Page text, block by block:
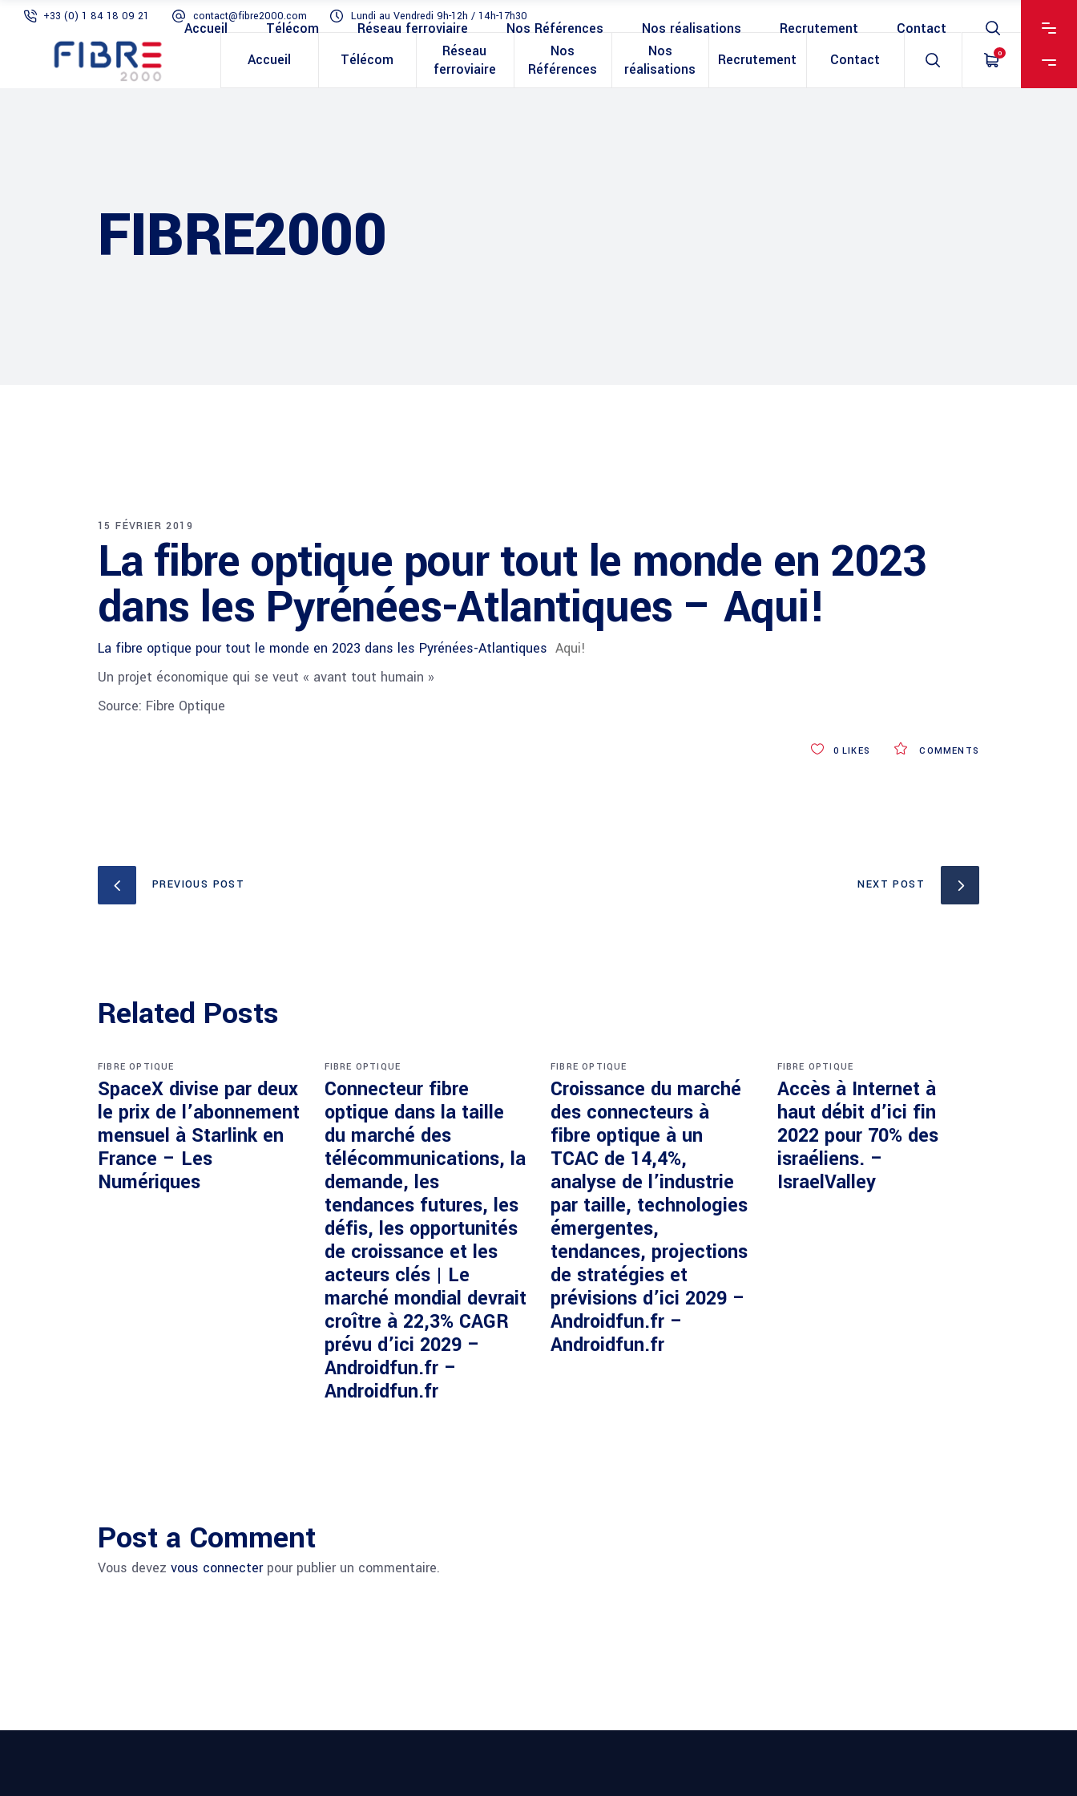
+33 (0) 1 84 18 09 21 contact@fibre2000.com Lundi au Vendredi 9h-12h / 14h-17h30
Accueil Télécom
Réseau
ferroviaire
Nos
Références
Nos
réalisations
Recrutement Contact 0
Accueil Télécom Réseau ferroviaire Nos Références Nos réalisations Recrutement Contact
FIBRE2000
15 FÉVRIER 2019
La fibre optique pour tout le monde en 2023
dans les Pyrénées-Atlantiques – Aqui!
La fibre optique pour tout le monde en 2023 dans les Pyrénées-Atlantiques Aqui!
Un projet économique qui se veut « avant tout humain »
Source: Fibre Optique
COMMENTS
0 LIKES
PREVIOUS POST NEXT POST
Related Posts
FIBRE OPTIQUE
SpaceX divise par deux
le prix de l’abonnement
mensuel à Starlink en
France – Les
Numériques
FIBRE OPTIQUE
Connecteur fibre
optique dans la taille
du marché des
télécommunications, la
demande, les
tendances futures, les
défis, les opportunités
de croissance et les
acteurs clés | Le
marché mondial devrait
croître à 22,3% CAGR
prévu d’ici 2029 –
Androidfun.fr –
Androidfun.fr
FIBRE OPTIQUE
Croissance du marché
des connecteurs à
fibre optique à un
TCAC de 14,4%,
analyse de l’industrie
par taille, technologies
émergentes,
tendances, projections
de stratégies et
prévisions d’ici 2029 –
Androidfun.fr –
Androidfun.fr
FIBRE OPTIQUE
Accès à Internet à
haut débit d’ici fin
2022 pour 70% des
israéliens. –
IsraelValley
Post a Comment
Vous devez vous connecterpour publier un commentaire.